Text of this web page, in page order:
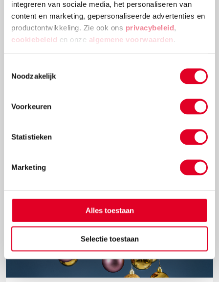
integreren van sociale media, het personaliseren van
content en marketing, gepersonaliseerde advertenties en
productontwikkeling. Zie ook ons privacybeleid,
cookiebeleid en onze algemene voorwaarden .
Noodzakelijk
Voorkeuren
Statistieken
Marketing
Alles toestaan
Selectie toestaan
Knutselidee: kerstballenboom maken
Deze kerstballenboom is een echte eyecatcher! Plak
versieringen aan elkaar tot deze mooie
Lees meer